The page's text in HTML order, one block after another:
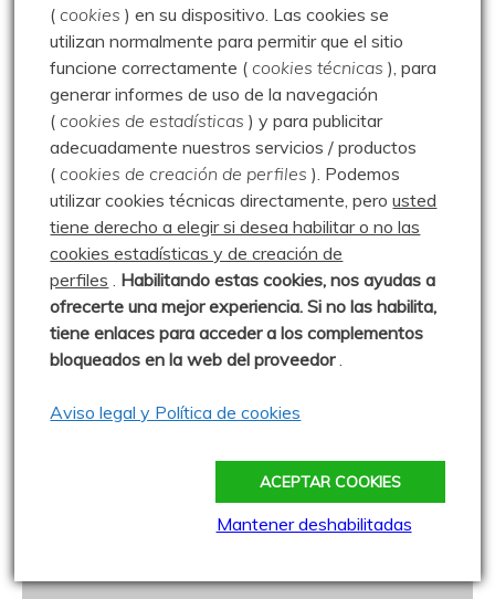
Niña (Plebejus argus)
(cookies ) en su dispositivo. Las cookies se
utilizan normalmente para permitir que el sitio
funcione correctamente (cookies técnicas ), para
generar informes de uso de la navegación
(cookies de estadísticas ) y para publicitar
adecuadamente nuestros servicios / productos
(cookies de creación de perfiles ). Podemos
utilizar cookies técnicas directamente, perousted
tiene derecho a elegir si desea habilitar o no las
cookies estadísticas y de creación de
perfiles . Habilitando estas cookies, nos ayudas a
ofrecerte una mejor experiencia. Si no las habilita,
tiene enlaces para acceder a los complementos
bloqueados en la web del proveedor.
Aviso legal y Política de cookies
ACEPTAR COOKIES
Mantener deshabilitadas